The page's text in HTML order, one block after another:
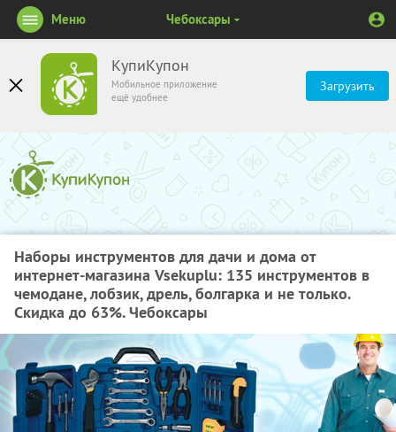
КупиКупон
Мобильное приложение
ещё удобнее
Загрузить
Меню Чебоксары
Наборы инструментов для дачи и дома от
интернет-магазина Vsekuplu: 135 инструментов в
чемодане, лобзик, дрель, болгарка и не только.
Скидка до 63%. Чебоксары